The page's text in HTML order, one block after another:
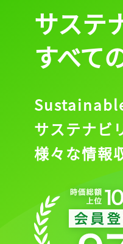
サステ
すべて
サステナビ
様々な情報